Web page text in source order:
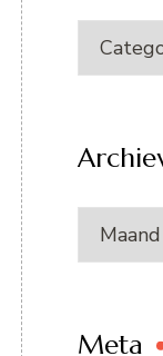
Archieven
Meta